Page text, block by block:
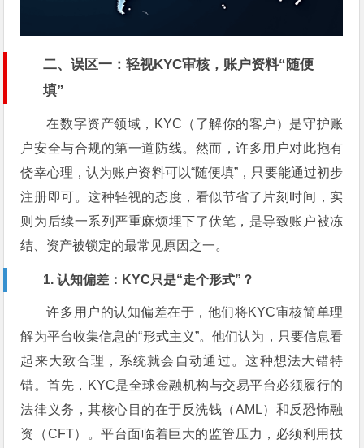
二、误区一：轻视KYC审核，账户资料“随便
填”
在数字资产领域，KYC（了解你的客户）是守护账
户安全与合规的第一道防线。然而，许多用户对此抱有
侥幸心理，认为账户资料可以“随便填”，只要能通过初步
注册即可。这种轻视的态度，看似节省了片刻时间，实
则为后续一系列严重麻烦埋下了伏笔，是导致账户被冻
结、资产被锁定的最常见原因之一。
1. 认知偏差：KYC只是“走个形式”？
许多用户的认知偏差在于，他们将KYC审核简单理
解为平台收集信息的“形式主义”。他们认为，只要信息看
起来大致合理，系统就会自动通过。这种想法大错特
错。首先，KYC是全球金融机构与交易平台必须履行的
法律义务，其核心目的在于反洗钱（AML）和反恐怖融
资（CFT）。平台面临着巨大的监管压力，必须利用技